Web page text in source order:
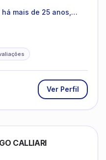
mais de 25 anos,
em
Ver Perfil
CALLIARI